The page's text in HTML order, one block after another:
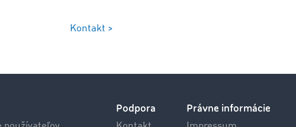
Kontakt >
Podpora Právne informácie